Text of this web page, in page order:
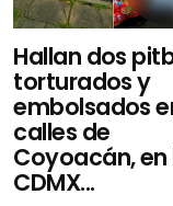
Hallan dos
torturados y
embolsados
calles de
Coyoacán, en
CDMX...